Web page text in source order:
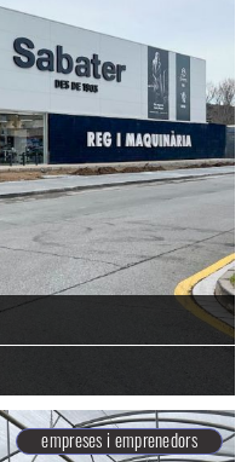
empreses i emprenedors